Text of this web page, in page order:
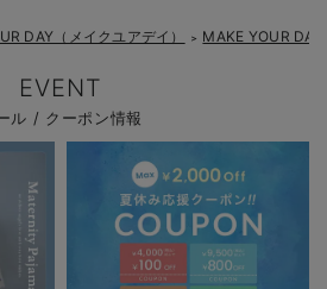
DAY（メイクユアデイ） ＞ MAKE YOUR
EVENT
ル / クーポン情報